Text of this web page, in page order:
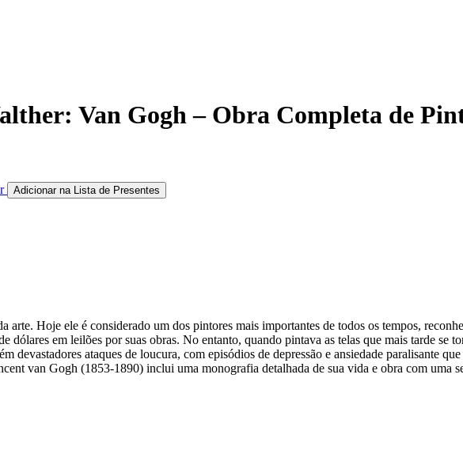
Van Gogh – Obra Completa de
Adicionar na Lista de Presentes
Hoje ele é considerado um dos pintores mais importantes de todos os tempos,
dólares em leilões por suas obras. No entanto, quando pintava as telas que mais tarde se
devastadores ataques de loucura, com episódios de depressão e ansiedade paralisante
van Gogh (1853-1890) inclui uma monografia detalhada de sua vida e obra com uma